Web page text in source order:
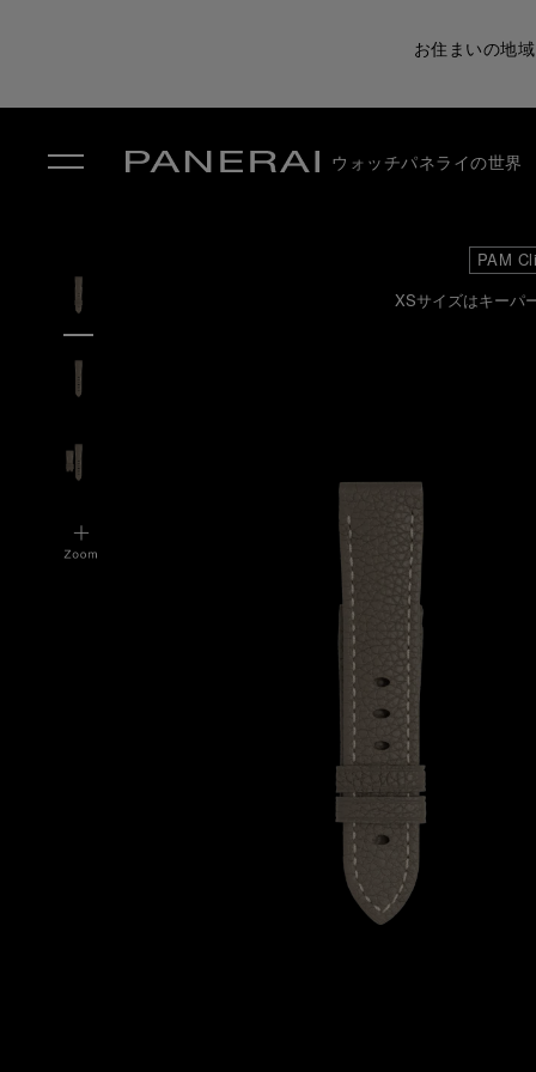
お住まいの地
ウォッチパネライの世界
PAM
XSサイズはキーパ